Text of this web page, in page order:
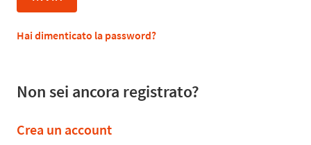
Hai dimenticato la password?
Non sei ancora registrato?
Crea un account